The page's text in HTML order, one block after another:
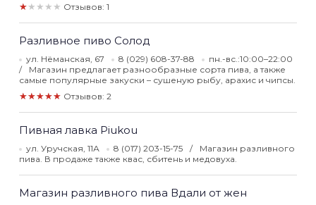
★★★★★ Отзывов: 1
Разливное пиво Солод
ул. Нёманская, 67 8 (029) 608-37-88
пн.-вс.:10:00–22:00
Магазин предлагает разнообразные сорта пива, а также
самые популярные закуски – сушеную рыбу, арахис и чипсы.
★★★★★ Отзывов: 2
Пивная лавка Piukou
ул. Уручская, 11А 8 (017) 203-15-75
Магазин разливного
пива. В продаже также квас, сбитень и медовуха.
Магазин разливного пива Вдали от жен